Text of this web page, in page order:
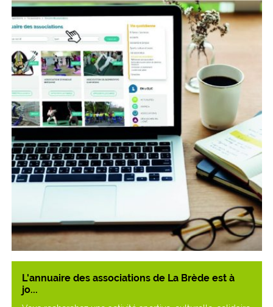
L'annuaire des associations de La Brède est à
jo...